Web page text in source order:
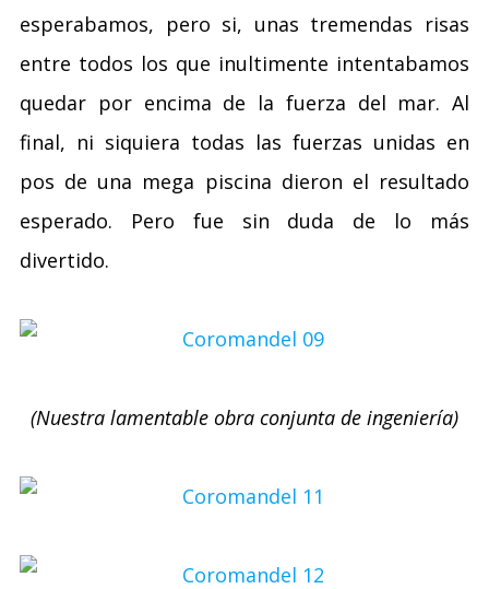
esperabamos, pero si, unas tremendas risas
entre todos los que inultimente intentabamos
quedar por encima de la fuerza del mar. Al
final, ni siquiera todas las fuerzas unidas en
pos de una mega piscina dieron el resultado
esperado. Pero fue sin duda de lo más
divertido.
(Nuestra lamentable obra conjunta de ingeniería)